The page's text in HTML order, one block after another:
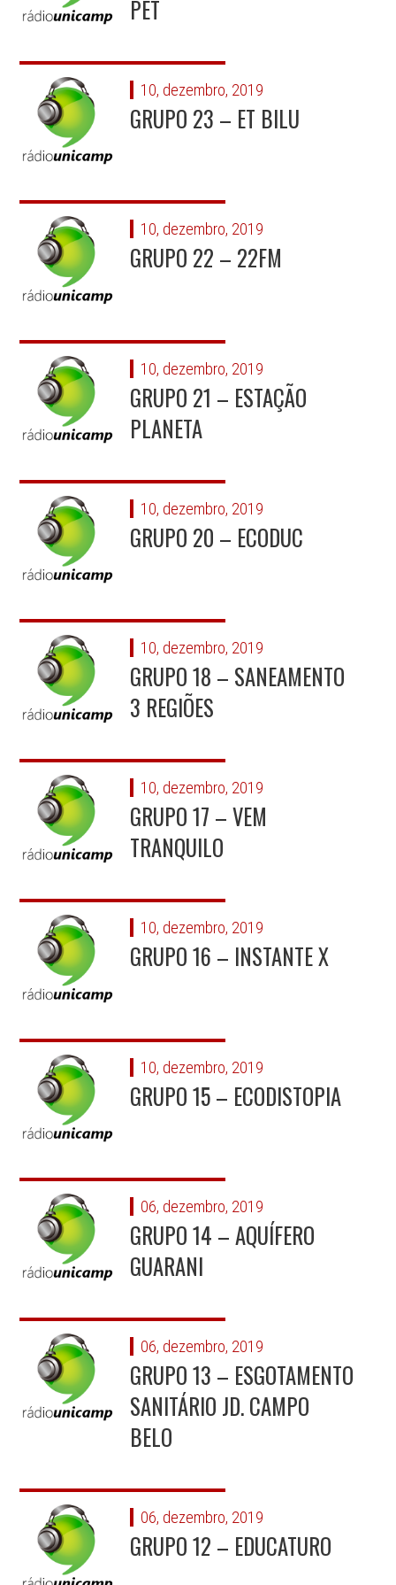
PET
10, dezembro, 2019
GRUPO 23 – ET BILU
10, dezembro, 2019
GRUPO 22 – 22FM
10, dezembro, 2019
GRUPO 21 – ESTAÇÃO
PLANETA
10, dezembro, 2019
GRUPO 20 – ECODUC
10, dezembro, 2019
GRUPO 18 – SANEAMENTO
3 REGIÕES
10, dezembro, 2019
GRUPO 17 – VEM
TRANQUILO
10, dezembro, 2019
GRUPO 16 – INSTANTE X
10, dezembro, 2019
GRUPO 15 – ECODISTOPIA
06, dezembro, 2019
GRUPO 14 – AQUÍFERO
GUARANI
06, dezembro, 2019
GRUPO 13 – ESGOTAMENTO
SANITÁRIO JD. CAMPO
BELO
06, dezembro, 2019
GRUPO 12 – EDUCATURO